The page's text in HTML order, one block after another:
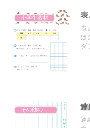
小学生教材 表
表
は
ダ
その他のプリント 連
連